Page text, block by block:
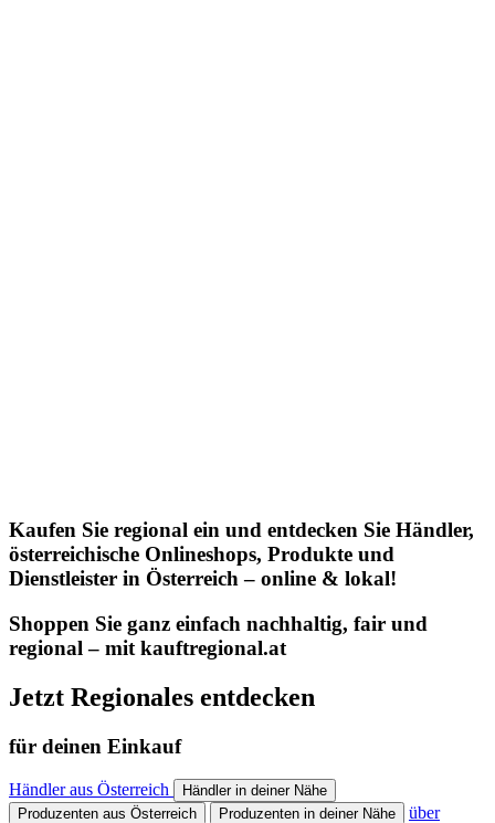
Kaufen Sie regional ein und entdecken Sie Händler,
österreichische Onlineshops, Produkte und
Dienstleister in Österreich – online & lokal!
Shoppen Sie ganz einfach nachhaltig, fair und
regional – mit kauftregional.at
Jetzt Regionales entdecken
für deinen Einkauf
Händler aus Österreich
Händler in deiner Nähe
Produzenten aus Österreich
Produzenten in deiner Nähe über